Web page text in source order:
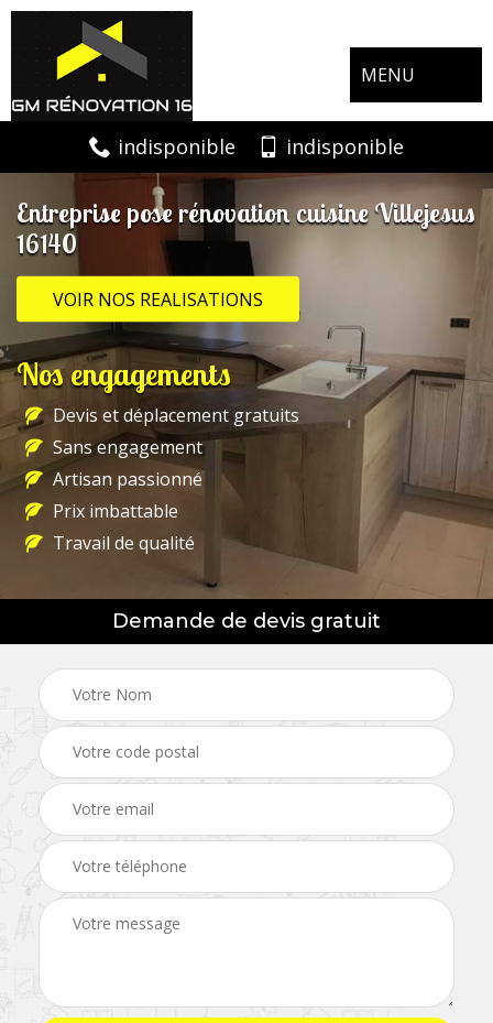
MENU
indisponible indisponible
Entreprise pose rénovation cuisine Villejesus
16140
VOIR NOS REALISATIONS
Nos engagements
Devis et déplacement gratuits
Sans engagement
Artisan passionné
Prix imbattable
Travail de qualité
Demande de devis gratuit